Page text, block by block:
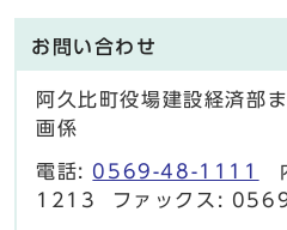
お問い合わせ
阿久比町役場建設経済部
画係
電話: 0569-48-1111
1213 ファックス: